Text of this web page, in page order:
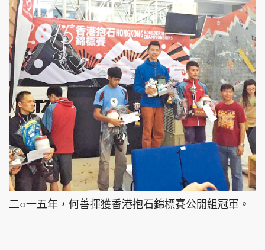
二○一五年，何善揮獲香港抱石錦標賽公開組冠軍。